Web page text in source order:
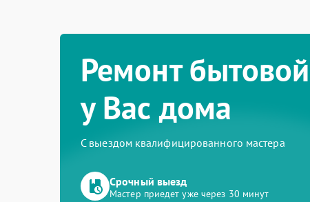
Ремонт
у Вас дома
С выездом квалифицированного мастера
Срочный выезд
Мастер приедет уже через 30 минут